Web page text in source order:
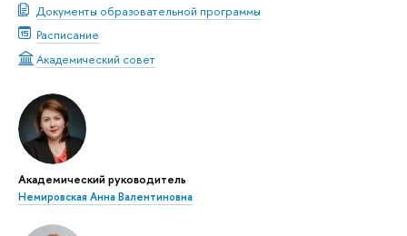
Документы образовательной программы
Расписание
Академический совет
Академический руководитель
Немировская Анна Валентиновна